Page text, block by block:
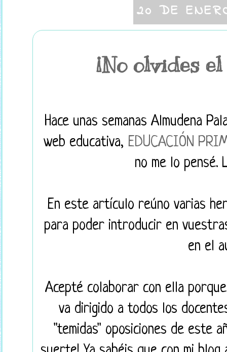
20 DE
¡No olvides
Hace unas semanas Almudena
web educativa, EDUCACIÓN
no me lo pensé.
En este artículo reúno varias
para poder introducir en
en el
Acepté colaborar con ella
va dirigido a todos los
"temidas" oposiciones de este